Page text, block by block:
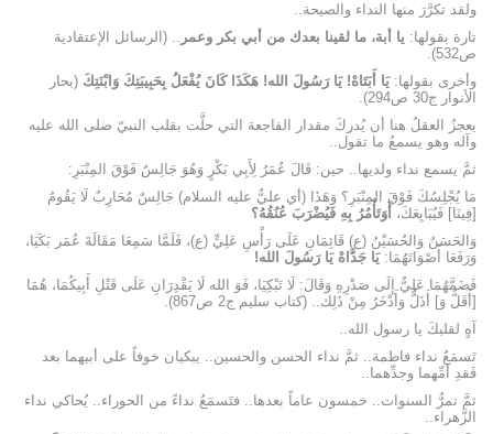
ولقد تكرَّرَ منها النداء والصيحة..
تارة بقولها: يا أبة، ما لقينا بعدك من أبي بكر وعمر
.. (الرسائل الإعتقادية
ص532).
وأخرى بقولها:يَا أَبَتَاهْ! يَا رَسُولَ الله! هَكَذَا كَانَ يُفْعَلُ بِحَبِيبَتِكَ وَابْنَتِكَ (بحار
الأنوار ج‏30 ص294).
يعجزُ العقلُ هنا أن يُدركَ مقدار الفاجعة التي حلَّت بقلب النبيّ صلى الله عليه
وآله وهو يسمعُ ما تقول..
ثمَّ يسمع نداء ولديها.. حين: قَالَ عُمَرُ لِأَبِي بَكْرٍ وَهُوَ جَالِسٌ فَوْقَ المِنْبَرِ:
مَا يُجْلِسُكَ فَوْقَ المِنْبَرِ؟ وَهَذَا (أي عليٌّ عليه السلام) جَالِسٌ مُحَارِبٌ لَا يَقُومُ
[فِينَا] فَيُبَايِعَكَ، أَوَتَأْمُرُ بِهِ فَيُضْرَبَ عُنُقُهُ؟
وَالحَسَنُ وَالحُسَيْنُ (ع) قَائِمَانِ عَلَى رَأْسِ عَلِيٍّ (ع)، فَلَمَّا سَمِعَا مَقَالَةَ عُمَر بَكَيَا،
وَرَفَعَا أَصْوَاتَهُمَا:يَا جَدَّاهْ يَا رَسُولَ الله!
فَضَمَّهُمَا عَلِيٌّ إِلَى صَدْرِهِ وَقَالَ: لَا تَبْكِيَا، فَوَ الله لَا يَقْدِرَانِ عَلَى قَتْلِ أَبِيكُمَا، هُمَا
[أَقَلُّ وَ] أَذَلُّ وَأَدْخَرُ مِنْ ذَلِك‏.. (كتاب سليم ج2 ص867).
آهٍ لقلبكَ يا رسول الله..
تَسمَعُ نداء فاطمة.. ثمَّ نداء الحسن والحسين.. يبكيان خوفاً على أبيهما بعد
فَقدِ أمِّهما وجدِّهما..
ثمَّ تمرُّ السنوات.. خمسون عاماً بعدها.. فتَسمَعُ نداءً من الحوراء.. يُحاكي نداء
الزَّهراء..